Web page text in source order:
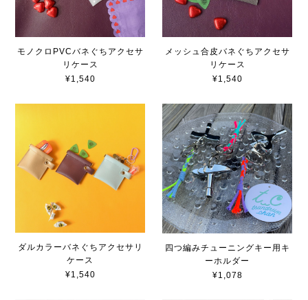
モノクロPVCバネぐちアクセサ
リケース
¥1,540
メッシュ合皮バネぐちアクセサ
リケース
¥1,540
ダルカラーバネぐちアクセサリ
ケース
¥1,540
四つ編みチューニングキー用キ
ーホルダー
¥1,078